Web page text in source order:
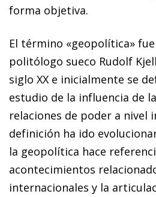
forma objetiva.
El término «geopolítica»
politólogo sue­­co Rudolf
siglo XX e inicialmente se
estudio de la influencia de
relaciones de poder a nivel
definición ha ido
la geopolítica hace
acontecimientos
internacionales y la